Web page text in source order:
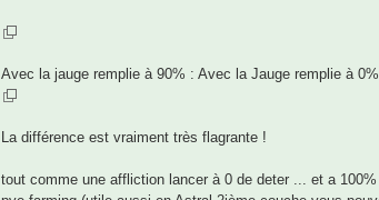
Avec la jauge remplie à 90% : Avec la Jauge remplie à
La différence est vraiment très flagrante !
tout comme une affliction lancer à 0 de deter ... et a